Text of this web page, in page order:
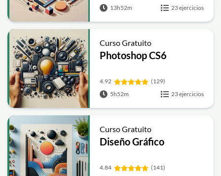
13h52m 23 ejercicios
Curso Gratuito
Photoshop CS6
4.92
(129)
5h52m
23 ejercicios
Curso Gratuito
Diseño Gráfico
4.84
(141)